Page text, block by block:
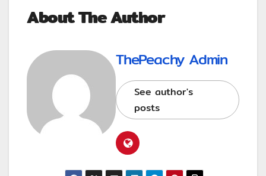
About The Author
ThePeachy Admin
See author's
posts